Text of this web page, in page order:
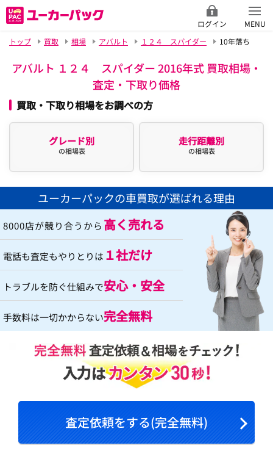
ログイン
MENU
トップ
買取 相場 アバルト １２４ スパイダー 10年落ち
アバルト １２４ スパイダー 2016年式 買取相場・
査定・下取り価格
買取・下取り相場をお調べの方
グレード別
の相場表
走行距離別
の相場表
ユーカーパックの車買取が選ばれる理由
8000店が競り合うから 高く売れる
電話も査定もやりとりは １社だけ
トラブルを防ぐ仕組みで安心・安全
手数料は一切かからない完全無料
査定依頼をする(完全無料)